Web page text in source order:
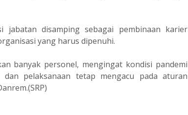
jabatan disamping sebagai pembinaan karier
yang harus dipenuhi.
banyak personel, mengingat kondisi pandemi
pelaksanaan tetap mengacu pada aturan